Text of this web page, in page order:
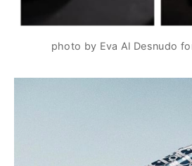
photo by Eva Al Desnudo